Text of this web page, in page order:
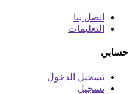
اتصل بنا
التعليمات
حسابي
تسجيل الدخول
تسجيل